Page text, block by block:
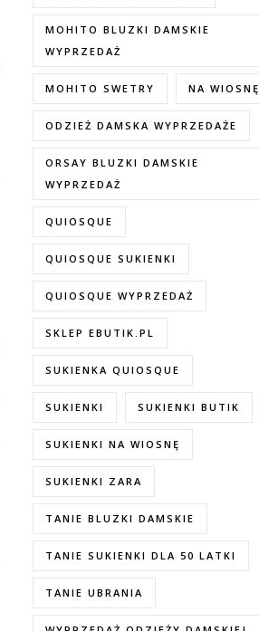
MOHITO BLUZKI DAMSKIE
WYPRZEDAŻ
MOHITO SWETRY NA WIOSNĘ
ODZIEŻ DAMSKA WYPRZEDAŻE
ORSAY BLUZKI DAMSKIE
WYPRZEDAŻ
QUIOSQUE
QUIOSQUE SUKIENKI
QUIOSQUE WYPRZEDAŻ
SKLEP EBUTIK.PL
SUKIENKA QUIOSQUE
SUKIENKI SUKIENKI BUTIK
SUKIENKI NA WIOSNĘ
SUKIENKI ZARA
TANIE BLUZKI DAMSKIE
TANIE SUKIENKI DLA 50 LATKI
TANIE UBRANIA